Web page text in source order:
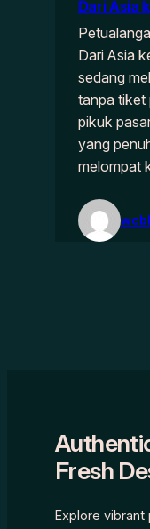
Dari Asia
Dari Asia
sedang
tanpa
pikuk
yang
melompat
Fresh
Explore